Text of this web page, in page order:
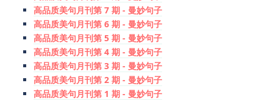
高品质美句月刊第 7 期 - 曼妙句子
高品质美句月刊第 6 期 - 曼妙句子
高品质美句月刊第 5 期 - 曼妙句子
高品质美句月刊第 4 期 - 曼妙句子
高品质美句月刊第 3 期 - 曼妙句子
高品质美句月刊第 2 期 - 曼妙句子
高品质美句月刊第 1 期 - 曼妙句子